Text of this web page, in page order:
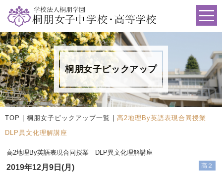
桐朋女子ピックアップ
TOP | 桐朋女子ピックアップ一覧 | 高2地理By英語表現合同授業
DLP異文化理解講座
高2地理By英語表現合同授業 DLP異文化理解講座
2019年12月9日(月) 高２